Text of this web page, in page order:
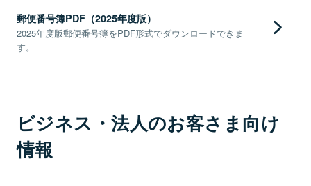
郵便番号簿PDF（2025年度版）
2025年度版郵便番号簿をPDF形式でダウンロードできま
す。
ビジネス・法人のお客さま向け
情報